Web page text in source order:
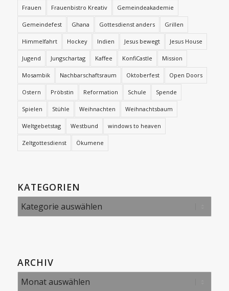
Frauen Frauenbistro Kreativ Gemeindeakademie
Gemeindefest Ghana Gottesdienst anders Grillen
Himmelfahrt Hockey Indien Jesus bewegt Jesus House
Jugend Jungschartag Kaffee KonfiCastle Mission
Mosambik Nachbarschaftsraum Oktoberfest Open Doors
Ostern Pröbstin Reformation Schule Spende
Spielen Stühle Weihnachten Weihnachtsbaum
Weltgebetstag Westbund windows to heaven
Zeltgottesdienst Ökumene
KATEGORIEN
Kategorien
ARCHIV